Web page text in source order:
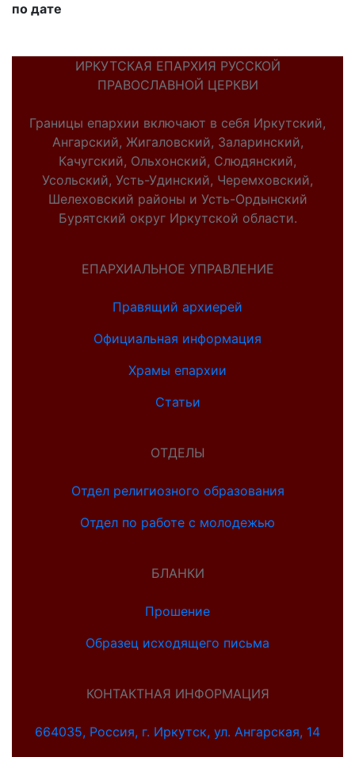
по дате
ИРКУТСКАЯ ЕПАРХИЯ РУССКОЙ
ПРАВОСЛАВНОЙ ЦЕРКВИ
Границы епархии включают в себя Иркутский,
Ангарский, Жигаловский, Заларинский,
Качугский, Ольхонский, Слюдянский,
Усольский, Усть-Удинский, Черемховский,
Шелеховский районы и Усть-Ордынский
Бурятский округ Иркутской области.
ЕПАРХИАЛЬНОЕ УПРАВЛЕНИЕ
Правящий архиерей
Официальная информация
Храмы епархии
Статьи
ОТДЕЛЫ
Отдел религиозного образования
Отдел по работе с молодежью
БЛАНКИ
Прошение
Образец исходящего письма
КОНТАКТНАЯ ИНФОРМАЦИЯ
664035, Россия, г. Иркутск, ул. Ангарская, 14